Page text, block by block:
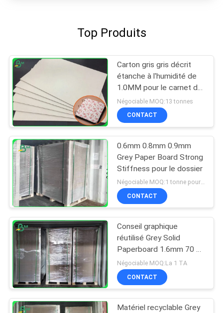
Top Produits
Carton gris gris décrit
étanche à l'humidité de
1.0MM pour le carnet de
livre à couverture dure
Négociable MOQ:13 tonnes
CONTACT
0.6mm 0.8mm 0.9mm
Grey Paper Board Strong
Stiffness pour le dossier
Négociable MOQ:1 tonne pour la taille commune et 10 tonnes pour la taille spéciale
CONTACT
Conseil graphique
réutilisé Grey Solid
Paperboard 1.6mm 70 x
100cm
Négociable MOQ:La 1 TA
CONTACT
Matériel recyclable Grey